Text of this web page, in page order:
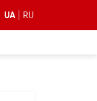
UA RU